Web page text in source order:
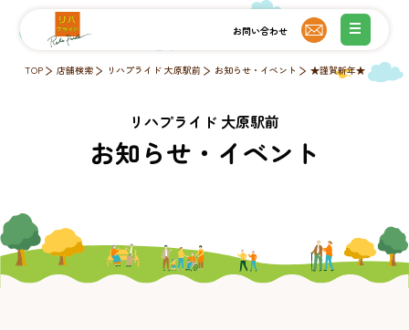
TOP 店舗検索 リハプライド 大原駅前 お知らせ・イベント ★謹賀新年★
リハプライド 大原駅前
お知らせ・イベント